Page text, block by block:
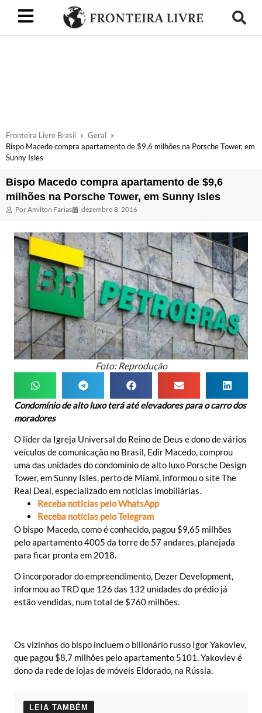
Fronteira Livre Brasil
Geral
Bispo Macedo compra apartamento de $9,6 milhões na Porsche Tower, em
Sunny Isles
Bispo Macedo compra apartamento de $9,6
milhões na Porsche Tower, em Sunny Isles
PorAmilton Farias dezembro 8, 2016
Foto: Reprodução
Condomínio de alto luxo terá até elevadores para o carro dos
moradores
O líder da Igreja Universal do Reino de Deus e dono de vários
veículos de comunicação no Brasil, Edir Macedo, comprou
uma das unidades do condomínio de alto luxo Porsche Design
Tower, em Sunny Isles, perto de Miami, informou o site The
Real Deal, especializado em notícias imobiliárias.
Receba notícias pelo WhatsApp
Receba notícias pelo Telegram
O bispo Macedo, como é conhecido, pagou $9,65 milhões
pelo apartamento 4005 da torre de 57 andares, planejada
para ficar pronta em 2018.
O incorporador do empreendimento, Dezer Development,
informou ao TRD que 126 das 132 unidades do prédio já
estão vendidas, num total de $760 milhões.
Os vizinhos do bispo incluem o bilionário russo Igor Yakovlev,
que pagou $8,7 milhões pelo apartamento 5101. Yakovlev é
dono da rede de lojas de móveis Eldorado, na Rússia.
LEIA TAMBÉM